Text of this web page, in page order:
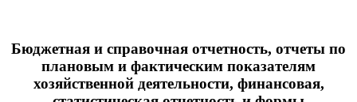
Бюджетная и справочная отчетность, отчеты по
плановым и фактическим показателям
хозяйственной деятельности, финансовая,